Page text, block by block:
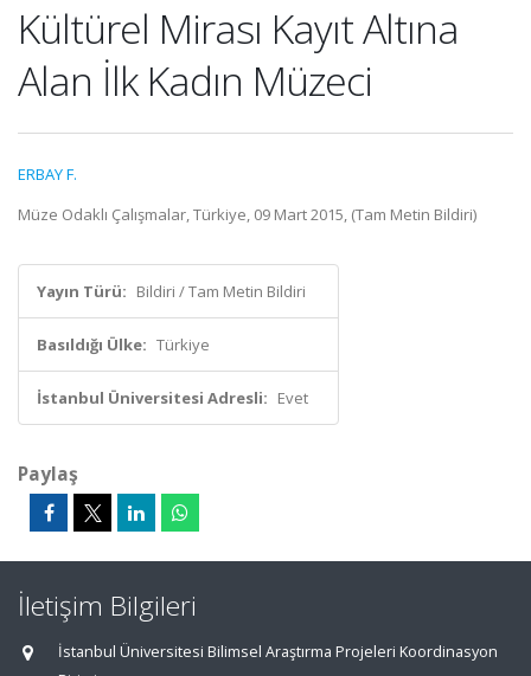
Kültürel Mirası Kayıt Altına
Alan İlk Kadın Müzeci
ERBAY F.
Müze Odaklı Çalışmalar, Türkiye, 09 Mart 2015, (Tam Metin Bildiri)
Yayın Türü: Bildiri / Tam Metin Bildiri
Basıldığı Ülke: Türkiye
İstanbul Üniversitesi Adresli: Evet
Paylaş
İletişim Bilgileri
İstanbul Üniversitesi Bilimsel Araştırma Projeleri Koordinasyon